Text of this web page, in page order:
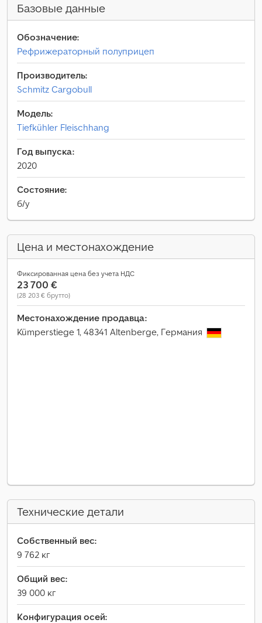
Базовые данные
Обозначение:
Рефрижераторный полуприцеп
Производитель:
Schmitz Cargobull
Модель:
Tiefkühler Fleischhang
Год выпуска:
2020
Состояние:
б/у
Цена и местонахождение
Фиксированная цена без учета НДС
23 700 €
(28 203 € брутто)
Местонахождение продавца:
Kümperstiege 1, 48341 Altenberge, Германия
Технические детали
Собственный вес:
9 762 кг
Общий вес:
39 000 кг
Конфигурация осей: